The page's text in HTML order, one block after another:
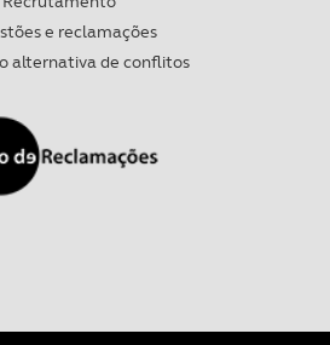
e reclamações
alternativa de conflitos